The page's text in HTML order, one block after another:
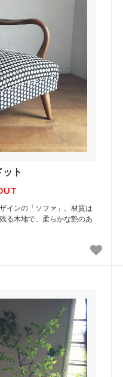
ト
インの「ソファ」。材質は
る木地で、柔らかな艶のあ